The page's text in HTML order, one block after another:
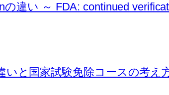
違い ～ FDA: continued
いと国家試験免除コースの考え